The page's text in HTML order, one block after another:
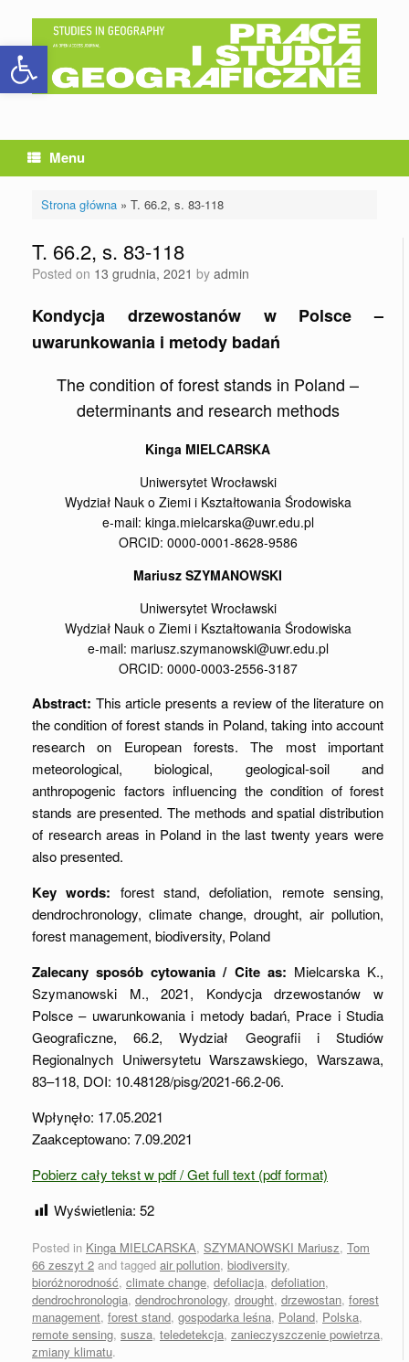
Otwórz pasek narzędzi
content
Menu
Strona główna» T. 66.2, s. 83-118
T. 66.2, s. 83-118
Posted on 13 grudnia, 2021 by admin
Kondycja drzewostanów w Polsce –
uwarunkowania i metody badań
The condition of forest stands in Poland –
determinants and research methods
Kinga MIELCARSKA
Uniwersytet Wrocławski
Wydział Nauk o Ziemi i Kształtowania Środowiska
e-mail: kinga.mielcarska@uwr.edu.pl
ORCID: 0000-0001-8628-9586
Mariusz SZYMANOWSKI
Uniwersytet Wrocławski
Wydział Nauk o Ziemi i Kształtowania Środowiska
e-mail: mariusz.szymanowski@uwr.edu.pl
ORCID: 0000-0003-2556-3187
Abstract: This article presents a review of the literature on
the condition of forest stands in Poland, taking into account
research on European forests. The most important
meteorological, biological, geological-soil and
anthropogenic factors influencing the condition of forest
stands are presented. The methods and spatial distribution
of research areas in Poland in the last twenty years were
also presented.
Key words: forest stand, defoliation, remote sensing,
dendrochronology, climate change, drought, air pollution,
forest management, biodiversity, Poland
Zalecany sposób cytowania / Cite as: Mielcarska K.,
Szymanowski M., 2021, Kondycja drzewostanów w
Polsce – uwarunkowania i metody badań, Prace i Studia
Geograficzne, 66.2, Wydział Geografii i Studiów
Regionalnych Uniwersytetu Warszawskiego, Warszawa,
83–118, DOI: 10.48128/pisg/2021-66.2-06.
Wpłynęło: 17.05.2021
Zaakceptowano: 7.09.2021
Pobierz cały tekst w pdf / Get full text (pdf format)
Wyświetlenia: 52
Posted in Kinga MIELCARSKA, SZYMANOWSKI Mariusz, Tom
66 zeszyt 2 and tagged air pollution, biodiversity,
bioróżnorodność, climate change, defoliacja, defoliation,
dendrochronologia, dendrochronology, drought, drzewostan, forest
management, forest stand, gospodarka leśna, Poland, Polska,
remote sensing, susza, teledetekcja, zanieczyszczenie powietrza,
zmiany klimatu.